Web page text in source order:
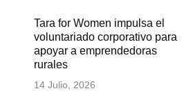
Tara for Women impulsa el
voluntariado corporativo para
apoyar a emprendedoras
rurales
14 Julio, 2026